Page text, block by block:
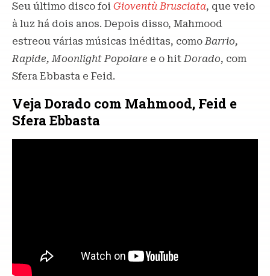
Seu último disco foi Gioventù Brusciata, que veio
à luz há dois anos. Depois disso, Mahmood
estreou várias músicas inéditas, comoBarrio,
Rapide, Moonlight Popolare e o hitDorado, com
Sfera Ebbasta e Feid.
Veja Dorado com Mahmood, Feid e
Sfera Ebbasta